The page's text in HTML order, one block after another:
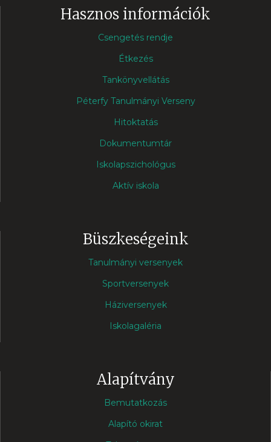
Hasznos információk
Csengetés rendje
Étkezés
Tankönyvellátás
Péterfy Tanulmányi Verseny
Hitoktatás
Dokumentumtár
Iskolapszichológus
Aktív iskola
Büszkeségeink
Tanulmányi versenyek
Sportversenyek
Háziversenyek
Iskolagaléria
Alapítvány
Bemutatkozás
Alapító okirat